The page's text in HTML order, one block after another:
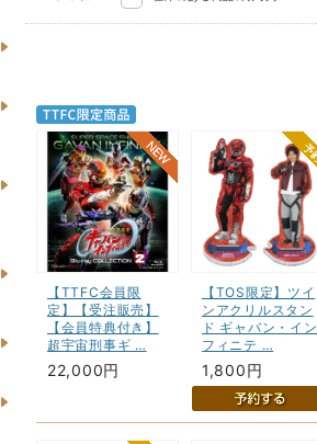
【TTFC会員限
定】【受注販売】
【会員特典付き】
超宇宙刑事ギ …
22,000円
【TOS限定】ツイ
ンアクリルスタン
ド ギャバン・イン
フィニテ …
1,800円